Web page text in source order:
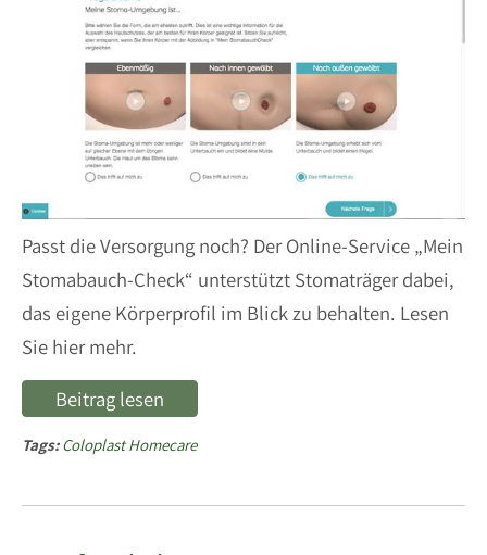
Passt die Versorgung noch? Der Online-Service „Mein
Stomabauch-Check“ unterstützt Stomaträger dabei,
das eigene Körperprofil im Blick zu behalten. Lesen
Sie hier mehr.
Beitrag lesen
Tags:Coloplast Homecare